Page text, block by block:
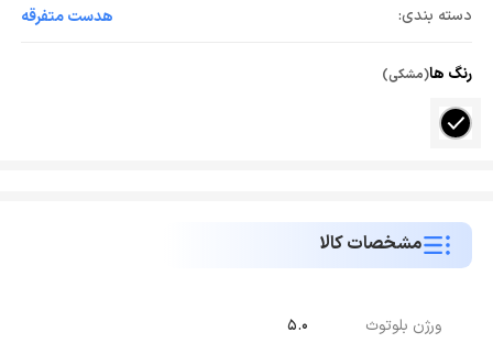
دسته بندی:
هدست متفرقه
رنگ ها(مشکی)
مشخصات کالا
ورژن بلوتوث 5.0